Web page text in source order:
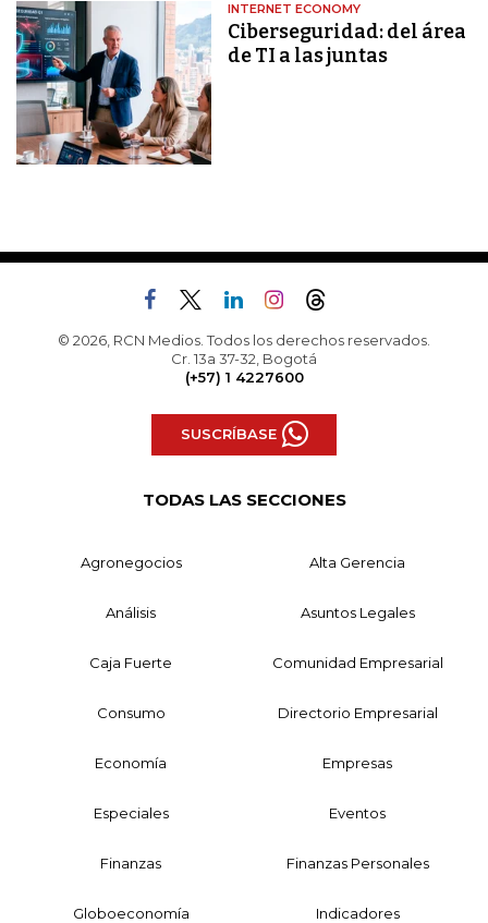
INTERNET ECONOMY
Ciberseguridad: del área
de TI a las juntas
© 2026, RCN Medios. Todos los derechos reservados.
Cr. 13a 37-32, Bogotá
(+57) 1 4227600
SUSCRÍBASE
TODAS LAS SECCIONES
Agronegocios Alta Gerencia
Análisis Asuntos Legales
Caja Fuerte Comunidad Empresarial
Consumo Directorio Empresarial
Economía Empresas
Especiales Eventos
Finanzas Finanzas Personales
Globoeconomía Indicadores